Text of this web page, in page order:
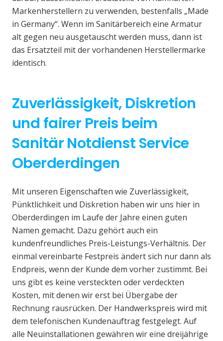
Markenherstellern zu verwenden, bestenfalls „Made
in Germany“. Wenn im Sanitärbereich eine Armatur
alt gegen neu ausgetauscht werden muss, dann ist
das Ersatzteil mit der vorhandenen Herstellermarke
identisch.
Zuverlässigkeit, Diskretion
und fairer Preis beim
Sanitär Notdienst Service
Oberderdingen
Mit unseren Eigenschaften wie Zuverlässigkeit,
Pünktlichkeit und Diskretion haben wir uns hier in
Oberderdingen im Laufe der Jahre einen guten
Namen gemacht. Dazu gehört auch ein
kundenfreundliches Preis-Leistungs-Verhältnis. Der
einmal vereinbarte Festpreis ändert sich nur dann als
Endpreis, wenn der Kunde dem vorher zustimmt. Bei
uns gibt es keine versteckten oder verdeckten
Kosten, mit denen wir erst bei Übergabe der
Rechnung rausrücken. Der Handwerkspreis wird mit
dem telefonischen Kundenauftrag festgelegt. Auf
alle Neuinstallationen gewähren wir eine dreijährige